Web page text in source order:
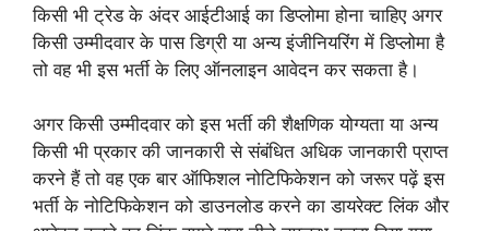
किसी भी ट्रेड के अंदर आईटीआई का डिप्लोमा होना चाहिए अगर
किसी उम्मीदवार के पास डिग्री या अन्य इंजीनियरिंग में डिप्लोमा है
तो वह भी इस भर्ती के लिए ऑनलाइन आवेदन कर सकता है।
अगर किसी उम्मीदवार को इस भर्ती की शैक्षणिक योग्यता या अन्य
किसी भी प्रकार की जानकारी से संबंधित अधिक जानकारी प्राप्त
करने हैं तो वह एक बार ऑफिशल नोटिफिकेशन को जरूर पढ़ें इस
भर्ती के नोटिफिकेशन को डाउनलोड करने का डायरेक्ट लिंक और